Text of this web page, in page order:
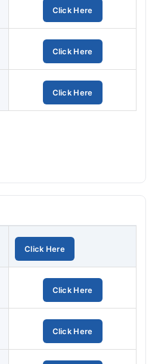
Click Here
Click Here
Click Here
Click Here
Click Here
Click Here